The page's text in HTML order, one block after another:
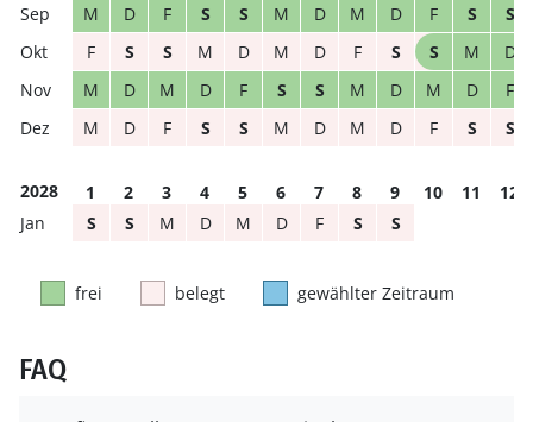
M D F S S M D M D F S
S
F
S S M D M D F S S M
D
M
D M D F S S M D M D
F
M
D F S S M D M D F S S
2028 1 2 3 4 5 6 7 8 9 10 11
12
S
S M D M D F S S
frei belegt gewählter Zeitraum
FAQ